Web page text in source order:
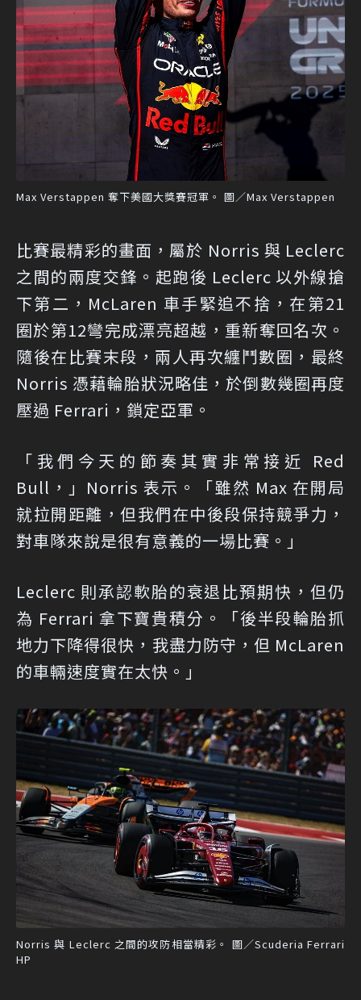
Max Verstappen 奪下美國大獎賽冠軍。 圖／Max Verstappen
比賽最精彩的畫面，屬於 Norris 與 Leclerc
之間的兩度交鋒。起跑後 Leclerc 以外線搶
下第二，McLaren 車手緊追不捨，在第21
圈於第12彎完成漂亮超越，重新奪回名次。
隨後在比賽末段，兩人再次纏鬥數圈，最終
Norris 憑藉輪胎狀況略佳，於倒數幾圈再度
壓過 Ferrari，鎖定亞軍。
「我們今天的節奏其實非常接近 Red
Bull，」Norris 表示。「雖然 Max 在開局
就拉開距離，但我們在中後段保持競爭力，
對車隊來說是很有意義的一場比賽。」
Leclerc 則承認軟胎的衰退比預期快，但仍
為 Ferrari 拿下寶貴積分。「後半段輪胎抓
地力下降得很快，我盡力防守，但 McLaren
的車輛速度實在太快。」
Norris 與 Leclerc 之間的攻防相當精彩。 圖／Scuderia Ferrari
HP